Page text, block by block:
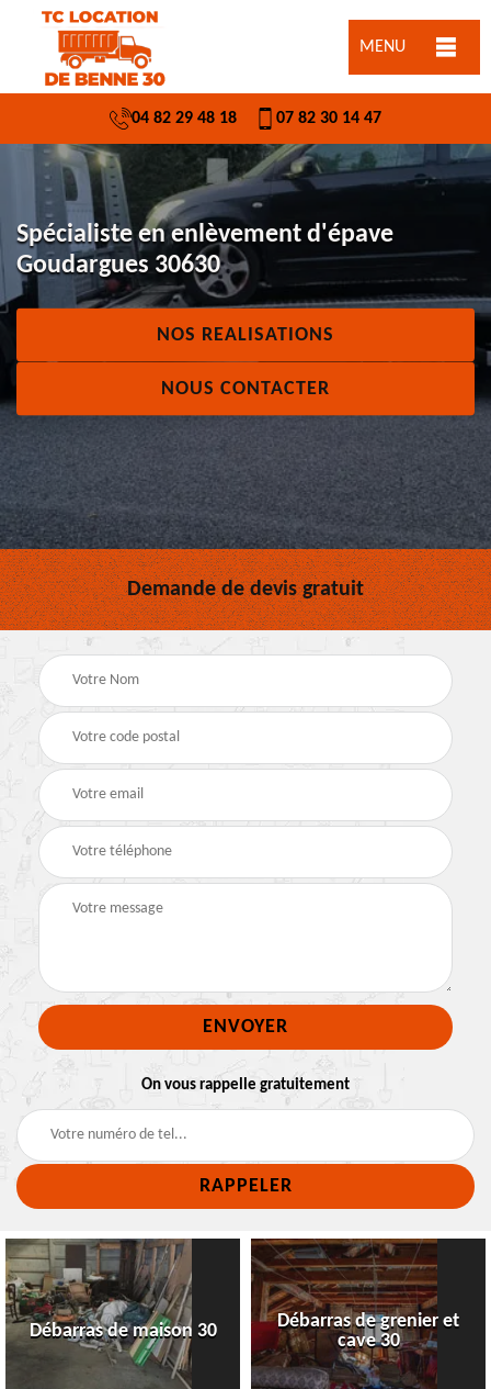
MENU
04 82 29 48 18 07 82 30 14 47
Spécialiste en enlèvement d'épave
Goudargues 30630
NOS REALISATIONS
NOUS CONTACTER
Demande de devis gratuit
On vous rappelle gratuitement
Débarras de maison 30
Débarras de grenier et
cave 30